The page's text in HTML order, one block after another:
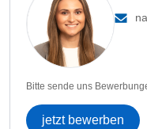
Bitte sende uns
jetzt bewerben